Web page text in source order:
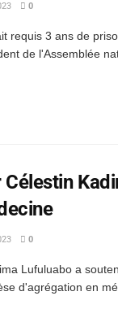
0
requis 3 ans de
de l'Assemblée
Célestin
0
Lufuluabo a
d'agrégation en